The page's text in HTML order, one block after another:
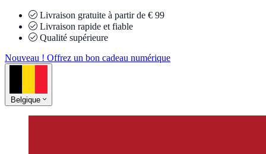
Livraison gratuite à partir de € 99
Livraison rapide et fiable
Qualité supérieure
Nouveau ! Offrez un bon cadeau numérique
Belgique